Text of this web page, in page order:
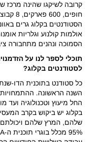
הסטודנטים בקלוג גרים
אולמות קולנוע וגלריות
הסמוכה ונהנים מתחבורה
תוכלי לספר לנו על
לסטודנטים בקלוג?
כל סטודנט בתוכנית הדו-
השנה הראשונה.
החל מיעוץ וטכנולוגיה ועד
בקלוג יש ביקוש בקרב
שלהם, המרץ שלהם ויכולתם